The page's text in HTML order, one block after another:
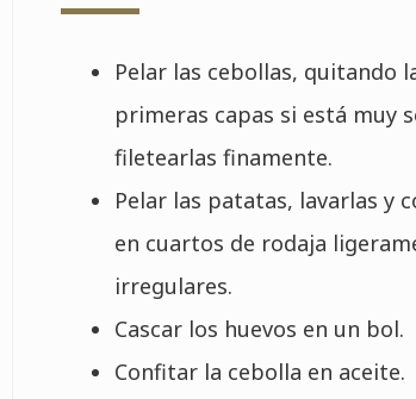
Pelar las cebollas, quitando
primeras capas si está muy
filetearlas finamente.
Pelar las patatas, lavarlas y
en cuartos de rodaja
irregulares.
Cascar los huevos en un bol.
Confitar la cebolla en aceite.